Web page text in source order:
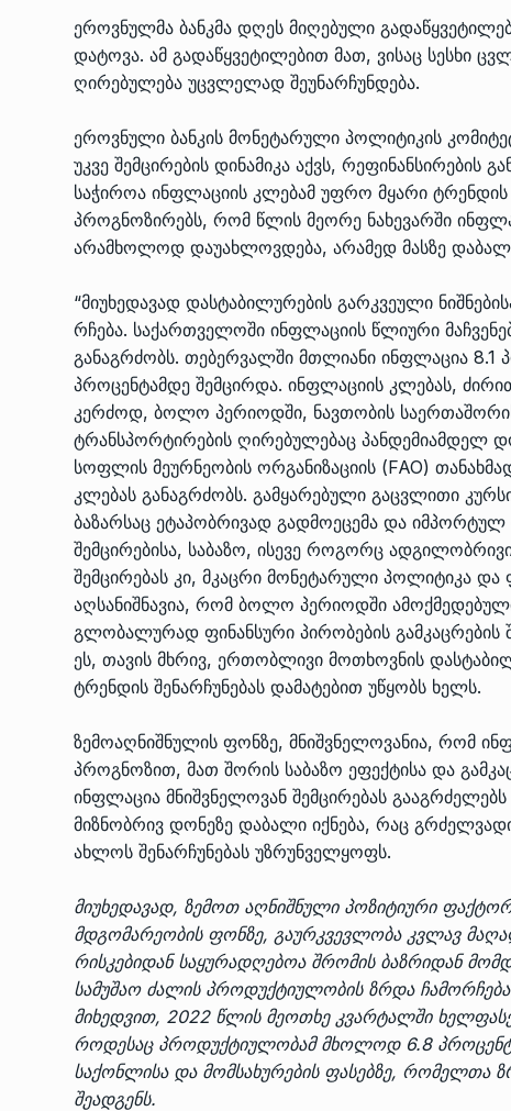
ეროვნულმა ბანკმა დღეს მიღებული
დატოვა. ამ გადაწყვეტილებით მათ, ვისაც სესხი
ღირებულება უცვლელად შეუნარჩუნდება.
ეროვნული ბანკის მონეტარული პოლიტიკის
უკვე შემცირების დინამიკა აქვს, რეფინანსირების
საჭიროა ინფლაციის კლებამ უფრო მყარი ტრენდის
პროგნოზირებს, რომ წლის მეორე ნახევარში
არამხოლოდ დაუახლოვდება, არამედ მასზე
“მიუხედავად დასტაბილურების გარკვეული
რჩება. საქართველოში ინფლაციის წლიური
განაგრძობს. თებერვალში მთლიანი ინფლაცია
პროცენტამდე შემცირდა. ინფლაციის კლებას,
კერძოდ, ბოლო პერიოდში, ნავთობის
ტრანსპორტირების ღირებულებაც პანდემიამდელ
სოფლის მეურნეობის ორგანიზაციის (FAO)
კლებას განაგრძობს. გამყარებული გაცვლითი
ბაზარსაც ეტაპობრივად გადმოეცემა და
შემცირებისა, საბაზო, ისევე როგორც
შემცირებას კი, მკაცრი მონეტარული პოლიტიკა
აღსანიშნავია, რომ ბოლო პერიოდში
გლობალურად ფინანსური პირობების
ეს, თავის მხრივ, ერთობლივი მოთხოვნის
ტრენდის შენარჩუნებას დამატებით უწყობს ხელს.
ზემოაღნიშნულის ფონზე, მნიშვნელოვანია, რომ
პროგნოზით, მათ შორის საბაზო ეფექტისა და
ინფლაცია მნიშვნელოვან შემცირებას
მიზნობრივ დონეზე დაბალი იქნება, რაც
ახლოს შენარჩუნებას უზრუნველყოფს.
მიუხედავად, ზემოთ აღნიშნული პოზიტიური
მდგომარეობის ფონზე, გაურკვევლობა კვლავ
რისკებიდან საყურადღებოა შრომის ბაზრიდან
სამუშაო ძალის პროდუქტიულობის ზრდა ჩამორჩება
მიხედვით, 2022 წლის მეოთხე კვარტალში
როდესაც პროდუქტიულობამ მხოლოდ 6.8
საქონლისა და მომსახურების ფასებზე, რომელთა
შეადგენს.
ᲔᲙᲝᲜᲝᲛᲘᲙᲐ 10/05/2022
8
საქართველოს რკინიგზის
დერეფნის…
ᲔᲙᲝᲜᲝᲛᲘᲙᲐ 11/05/2022
9
თბილისის ზაქარია
სახელობის ოპერისა და
ᲙᲣᲚᲢᲣᲠᲐ 13/05/2022
10
თბილისის ზაქარია
სახელობის ოპერისა და
ბალეტის…
ᲙᲣᲚᲢᲣᲠᲐ 13/05/2022